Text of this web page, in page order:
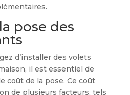
pose des
d’installer des volets
il est essentiel de
coût de la pose. Ce coût
de plusieurs facteurs, tels